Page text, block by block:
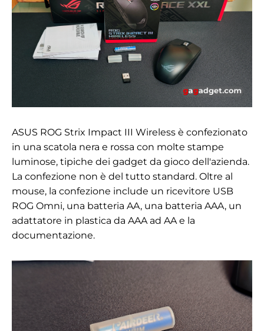
ASUS ROG Strix Impact III Wireless è confezionato
in una scatola nera e rossa con molte stampe
luminose, tipiche dei gadget da gioco dell'azienda.
La confezione non è del tutto standard. Oltre al
mouse, la confezione include un ricevitore USB
ROG Omni, una batteria AA, una batteria AAA, un
adattatore in plastica da AAA ad AA e la
documentazione.